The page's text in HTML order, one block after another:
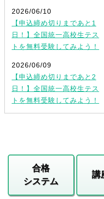
2026/06/10
【申込締め切りまであと1
日！】全国統一高校生テス
トを無料受験してみよう！
2026/06/09
【申込締め切りまであと2
日！】全国統一高校生テス
トを無料受験してみよう！
合格
システム
講